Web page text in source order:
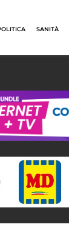
SANITÀ